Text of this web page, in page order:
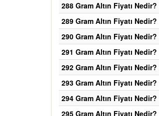
288 Gram Altın Fiyatı Nedir?
289 Gram Altın Fiyatı Nedir?
290 Gram Altın Fiyatı Nedir?
291 Gram Altın Fiyatı Nedir?
292 Gram Altın Fiyatı Nedir?
293 Gram Altın Fiyatı Nedir?
294 Gram Altın Fiyatı Nedir?
295 Gram Altın Fiyatı Nedir?